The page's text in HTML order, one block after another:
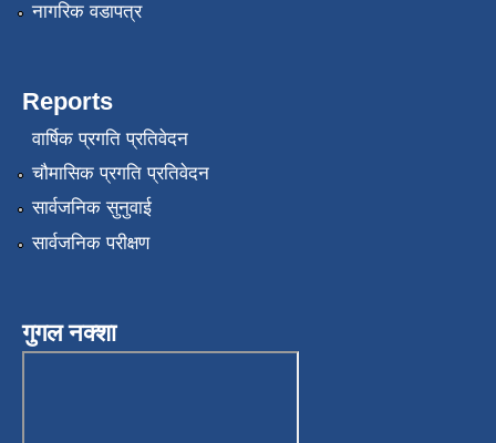
नागरिक वडापत्र
Reports
वार्षिक प्रगति प्रतिवेदन
चौमासिक प्रगति प्रतिवेदन
सार्वजनिक सुनुवाई
सार्वजनिक परीक्षण
गुगल नक्शा